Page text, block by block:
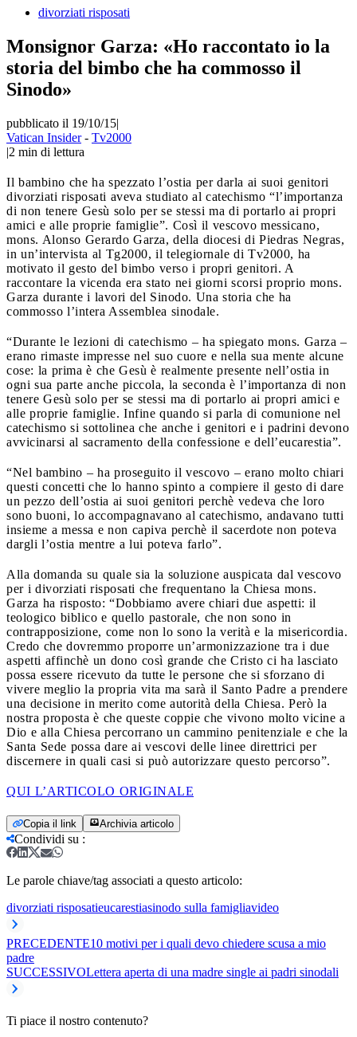
divorziati risposati
Monsignor Garza: «Ho raccontato io la
storia del bimbo che ha commosso il
Sinodo»
pubblicato il 19/10/15|
Vatican Insider- Tv2000
|2 min di lettura
Il bambino che ha spezzato l’ostia per darla ai suoi genitori
divorziati risposati aveva studiato al catechismo “l’importanza
di non tenere Gesù solo per se stessi ma di portarlo ai propri
amici e alle proprie famiglie”. Così il vescovo messicano,
mons. Alonso Gerardo Garza, della diocesi di Piedras Negras,
in un’intervista al Tg2000, il telegiornale di Tv2000, ha
motivato il gesto del bimbo verso i propri genitori. A
raccontare la vicenda era stato nei giorni scorsi proprio mons.
Garza durante i lavori del Sinodo. Una storia che ha
commosso l’intera Assemblea sinodale.
“Durante le lezioni di catechismo – ha spiegato mons. Garza –
erano rimaste impresse nel suo cuore e nella sua mente alcune
cose: la prima è che Gesù è realmente presente nell’ostia in
ogni sua parte anche piccola, la seconda è l’importanza di non
tenere Gesù solo per se stessi ma di portarlo ai propri amici e
alle proprie famiglie. Infine quando si parla di comunione nel
catechismo si sottolinea che anche i genitori e i padrini devono
avvicinarsi al sacramento della confessione e dell’eucarestia”.
“Nel bambino – ha proseguito il vescovo – erano molto chiari
questi concetti che lo hanno spinto a compiere il gesto di dare
un pezzo dell’ostia ai suoi genitori perchè vedeva che loro
sono buoni, lo accompagnavano al catechismo, andavano tutti
insieme a messa e non capiva perchè il sacerdote non poteva
dargli l’ostia mentre a lui poteva farlo”.
Alla domanda su quale sia la soluzione auspicata dal vescovo
per i divorziati risposati che frequentano la Chiesa mons.
Garza ha risposto: “Dobbiamo avere chiari due aspetti: il
teologico biblico e quello pastorale, che non sono in
contrapposizione, come non lo sono la verità e la misericordia.
Credo che dovremmo proporre un’armonizzazione tra i due
aspetti affinchè un dono così grande che Cristo ci ha lasciato
possa essere ricevuto da tutte le persone che si sforzano di
vivere meglio la propria vita ma sarà il Santo Padre a prendere
una decisione in merito come autorità della Chiesa. Però la
nostra proposta è che queste coppie che vivono molto vicine a
Dio e alla Chiesa percorrano un cammino penitenziale e che la
Santa Sede possa dare ai vescovi delle linee direttrici per
discernere in quali casi si può autorizzare questo percorso”.
QUI L’ARTICOLO ORIGINALE
Copia il link Archivia articolo
Condividi su :
Le parole chiave/tag associati a questo articolo:
divorziati risposatieucarestiasinodo sulla famigliavideo
PRECEDENTE10 motivi per i quali devo chiedere scusa a mio
padre
SUCCESSIVOLettera aperta di una madre single ai padri sinodali
Ti piace il nostro contenuto?